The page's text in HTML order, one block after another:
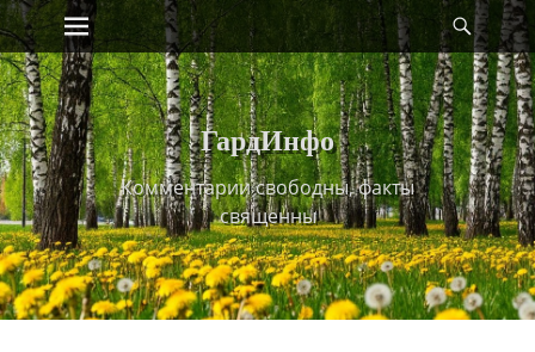
Skip
to
content
Primary Menu
ГардИнфо
Комментарии свободны, факты
священны